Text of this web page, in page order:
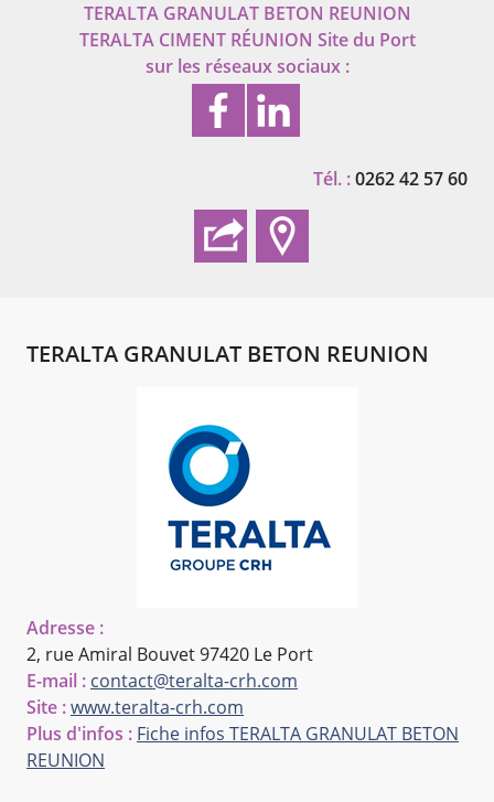
TERALTA GRANULAT BETON REUNION
TERALTA CIMENT RÉUNION Site du Port
sur les réseaux sociaux :
Tél. :0262 42 57 60
TERALTA GRANULAT BETON REUNION
Adresse :
2, rue Amiral Bouvet97420 Le Port
E-mail : contact@teralta-crh.com
Site :www.teralta-crh.com
Plus d'infos : Fiche infos TERALTA GRANULAT BETON
REUNION